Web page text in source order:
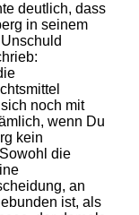
deutlich, dass
in seinem
noch mit
wenn Du
kein
die
an
ist, als